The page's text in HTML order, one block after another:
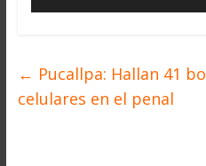
← Pucallpa: Hallan 41
celulares en el penal